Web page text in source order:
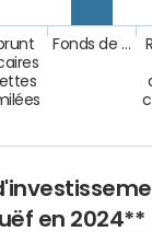
Fonds de …
en 2024**